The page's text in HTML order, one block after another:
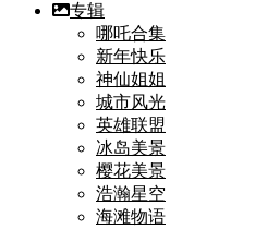
专辑
哪吒合集
新年快乐
神仙姐姐
城市风光
英雄联盟
冰岛美景
樱花美景
浩瀚星空
海滩物语